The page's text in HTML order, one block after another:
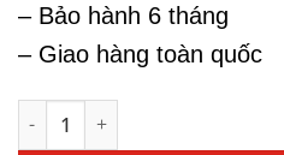
– Bảo hành 6 tháng
– Giao hàng toàn quốc
Hộp Mực In HP 88A